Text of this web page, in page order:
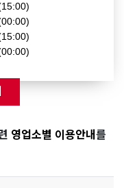
영업소별 이용안내 를